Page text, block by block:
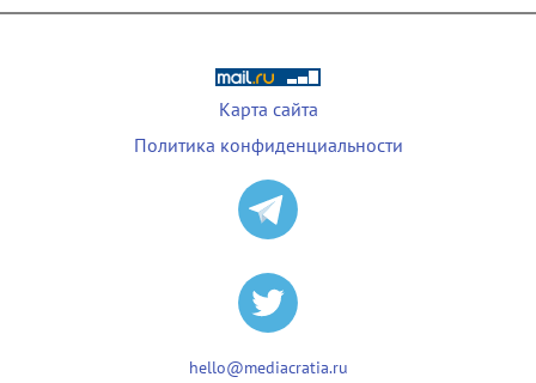
Карта сайта
Политика конфиденциальности
hello@mediacratia.ru